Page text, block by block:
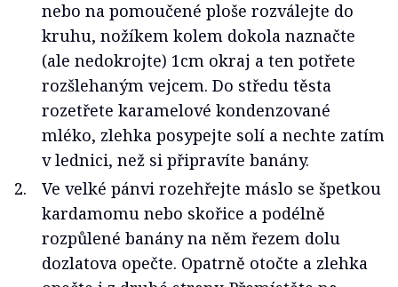
nebo na pomoučené ploše rozválejte do
kruhu, nožíkem kolem dokola naznačte
(ale nedokrojte) 1cm okraj a ten potřete
rozšlehaným vejcem. Do středu těsta
rozetřete karamelové kondenzované
mléko, zlehka posypejte solí a nechte zatím
v lednici, než si připravíte banány.
Ve velké pánvi rozehřejte máslo se špetkou
kardamomu nebo skořice a podélně
rozpůlené banány na něm řezem dolu
dozlatova opečte. Opatrně otočte a zlehka